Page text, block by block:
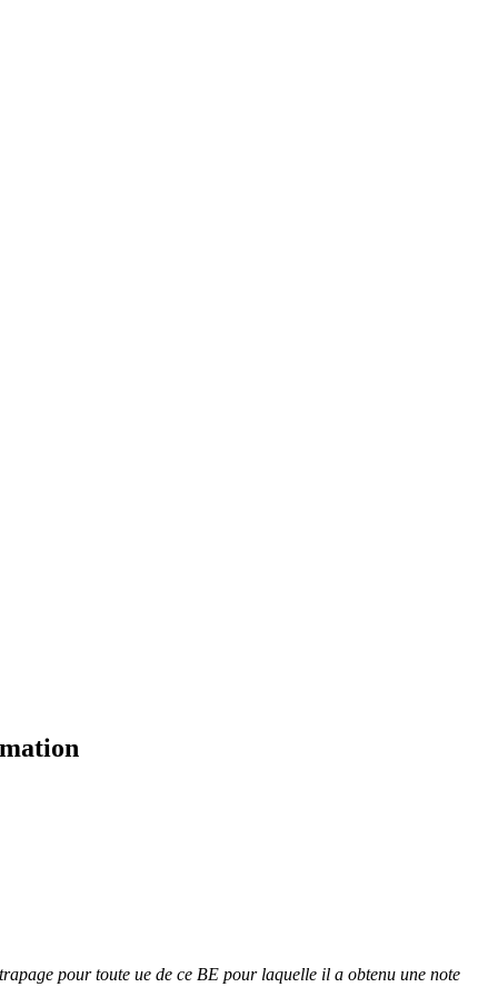
pour toute ue de ce BE pour laquelle il a obtenu une note